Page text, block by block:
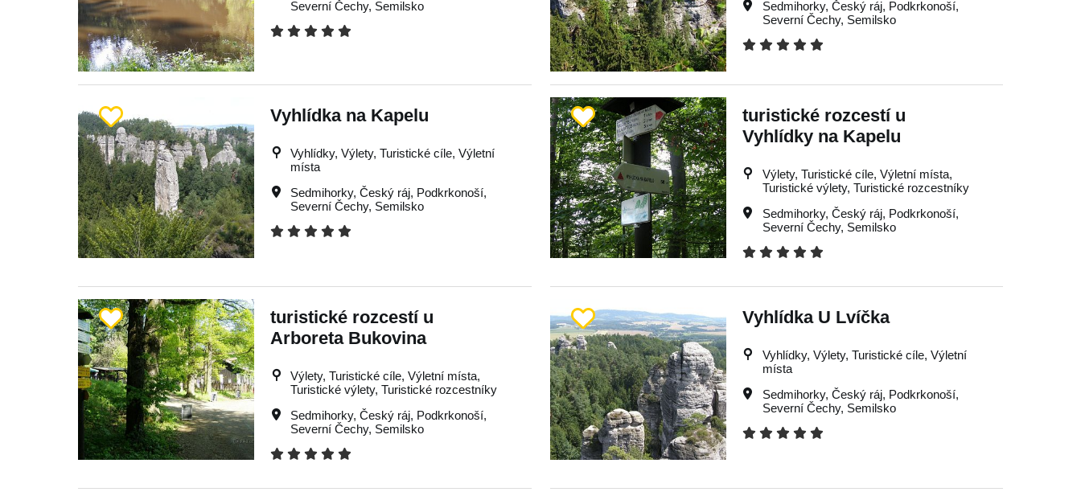
Severní Čechy, Semilsko
Sedmihorky, Český ráj, Podkrkonoší,
Severní Čechy, Semilsko
Vyhlídka na Kapelu
Vyhlídky, Výlety, Turistické cíle, Výletní
místa
Sedmihorky,Český ráj, Podkrkonoší,
Severní Čechy, Semilsko
turistické rozcestí u
Vyhlídky na Kapelu
Výlety, Turistické cíle, Výletní místa,
Turistické výlety, Turistické rozcestníky
Sedmihorky, Český ráj, Podkrkonoší,
Severní Čechy, Semilsko
turistické rozcestí u
Arboreta Bukovina
Výlety, Turistické cíle, Výletní místa,
Turistické výlety, Turistické rozcestníky
Sedmihorky,Český ráj, Podkrkonoší,
Severní Čechy, Semilsko
Vyhlídka U Lvíčka
Vyhlídky, Výlety, Turistické cíle, Výletní
místa
Sedmihorky, Český ráj, Podkrkonoší,
Severní Čechy, Semilsko